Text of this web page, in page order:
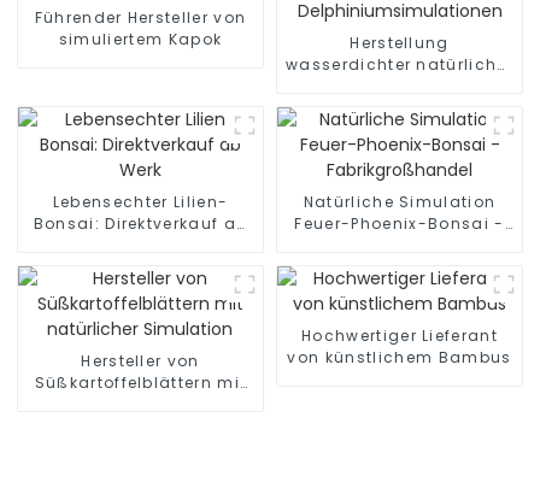
Führender Hersteller von
simuliertem Kapok
Herstellung
wasserdichter natürlicher
Lebensechter Lilien-
Bonsai: Direktverkauf ab
Natürliche Simulation
Feuer-Phoenix-Bonsai -
Hersteller von
Süßkartoffelblättern mit
Hochwertiger Lieferant
von künstlichem Bambus